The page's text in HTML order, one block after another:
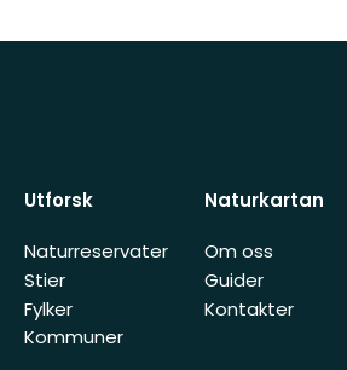
Utforsk
Naturreservater
Stier
Fylker
Kommuner
Naturkartan
Om oss
Guider
Kontakter